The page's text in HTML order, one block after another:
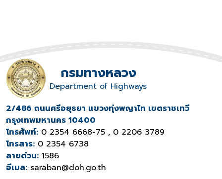
กรมทางหลวง
Department of Highways
2/486 ถนนศรีอยุธยา แขวงทุ่งพญาไท เขตราชเทวี
กรุงเทพมหานคร 10400
โทรศัพท์: 0 2354 6668-75 , 0 2206 3789
โทรสาร: 0 2354 6738
สายด่วน: 1586
อีเมล: saraban@doh.go.th